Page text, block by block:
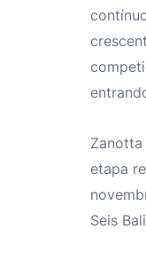
etapa
Seis